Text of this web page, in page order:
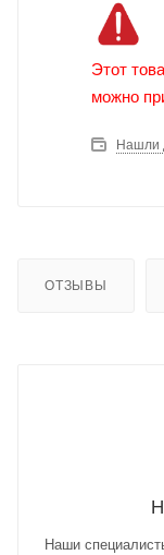
Этот
можно
Нашли
ОТЗЫВЫ
Наши